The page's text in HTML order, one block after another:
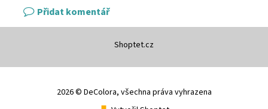
Přidat komentář
Shoptet.cz
2026 © DeColora, všechna práva vyhrazena